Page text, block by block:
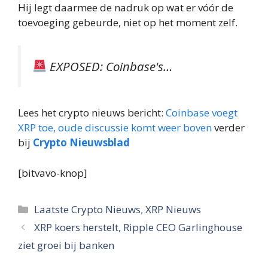
Hij legt daarmee de nadruk op wat er vóór de
toevoeging gebeurde, niet op het moment zelf.
EXPOSED: Coinbase's…
Lees het crypto nieuws bericht: Coinbase voegt
XRP toe, oude discussie komt weer bovenverder
bij Crypto Nieuwsblad
[bitvavo-knop]
Categorieën
Laatste Crypto Nieuws,XRP Nieuws
XRP koers herstelt, Ripple CEO Garlinghouse
ziet groei bij banken